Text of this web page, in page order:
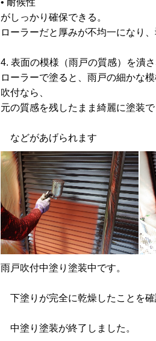
がしっかり確保できる。
ローラーだと厚みが不均一になり
4. 表面の模様（雨戸の質感）を潰
ローラーで塗ると、雨戸の細かな
吹付なら、
元の質感を残したまま綺麗に塗装で
などがあげられます
雨戸吹付中塗り塗装中です。
下塗りが完全に乾燥したことを
中塗り塗装が終了しました。